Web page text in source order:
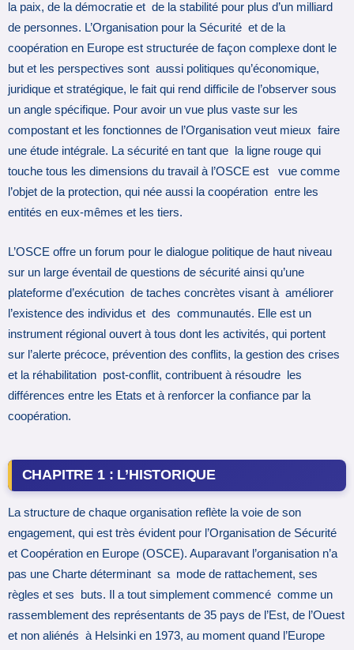
la paix, de la démocratie et de la stabilité pour plus d’un milliard
de personnes. L’Organisation pour la Sécurité et de la
coopération en Europe est structurée de façon complexe dont le
but et les perspectives sont aussi politiques qu’économique,
juridique et stratégique, le fait qui rend difficile de l’observer sous
un angle spécifique. Pour avoir un vue plus vaste sur les
compostant et les fonctionnes de l’Organisation veut mieux faire
une étude intégrale. La sécurité en tant que la ligne rouge qui
touche tous les dimensions du travail à l’OSCE est vue comme
l’objet de la protection, qui née aussi la coopération entre les
entités en eux-mêmes et les tiers.
L’OSCE offre un forum pour le dialogue politique de haut niveau
sur un large éventail de questions de sécurité ainsi qu’une
plateforme d’exécution de taches concrètes visant à améliorer
l’existence des individus et des communautés. Elle est un
instrument régional ouvert à tous dont les activités, qui portent
sur l’alerte précoce, prévention des conflits, la gestion des crises
et la réhabilitation post-conflit, contribuent à résoudre les
différences entre les Etats et à renforcer la confiance par la
coopération.
CHAPITRE 1 : L’HISTORIQUE
La structure de chaque organisation reflète la voie de son
engagement, qui est très évident pour l’Organisation de Sécurité
et Coopération en Europe (OSCE). Auparavant l’organisation n’a
pas une Charte déterminant sa mode de rattachement, ses
règles et ses buts. Il a tout simplement commencé comme un
rassemblement des représentants de 35 pays de l’Est, de l’Ouest
et non aliénés à Helsinki en 1973, au moment quand l’Europe